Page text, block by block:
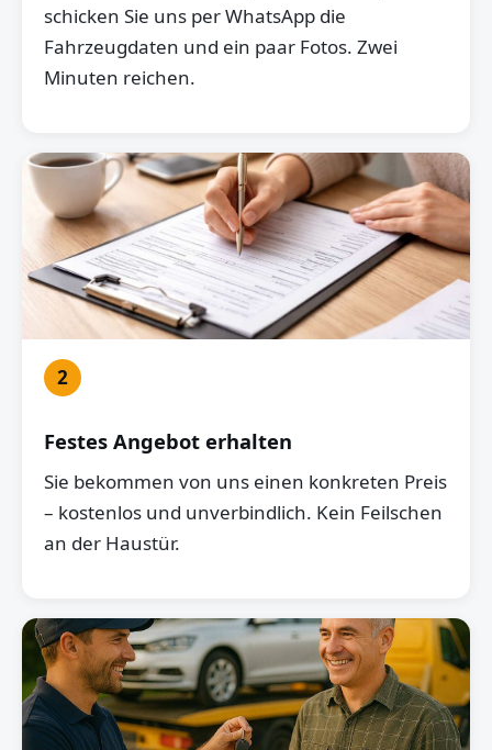
schicken Sie uns per WhatsApp die
Fahrzeugdaten und ein paar Fotos. Zwei
Minuten reichen.
2
Festes Angebot erhalten
Sie bekommen von uns einen konkreten Preis
– kostenlos und unverbindlich. Kein Feilschen
an der Haustür.